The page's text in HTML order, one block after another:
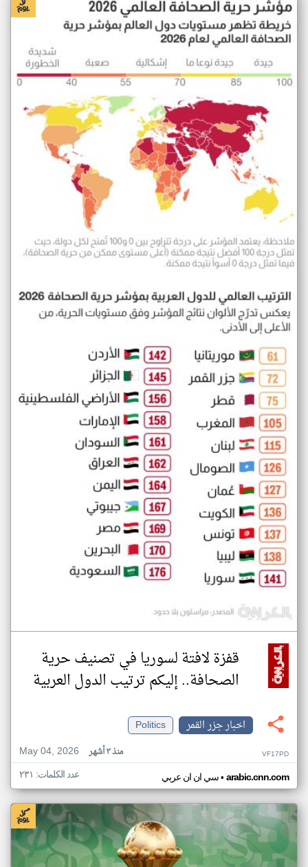
قفزة لافتة لسوريا في تصنيف حرية
الصحافة.. إليكم ترتيب الدول العربية
اخبار جزر القمر
Politics
May 04, 2026
منذ ٣ أشهر VF17PD
سي ان ان عربي• arabic.cnn.com عدد الكلمات: ٢٣١